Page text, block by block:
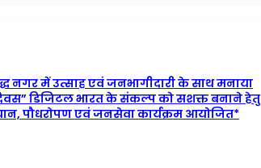
नगर में उत्साह एवं जनभागीदारी के साथ मनाया
डिजिटल भारत के संकल्प को सशक्त बनाने हेतु
पौधरोपण एवं जनसेवा कार्यक्रम आयोजित*